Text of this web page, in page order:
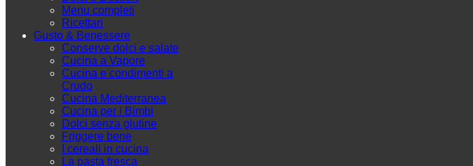
Menu completi
Ricettari
Gusto & Benessere
Conserve dolci e salate
Cucina a Vapore
Cucina e condimenti a
Crudo
Cucina Mediterranea
Cucina per i Bimbi
Dolci senza glutine
Friggere bene
I cereali in cucina
La pasta fresca